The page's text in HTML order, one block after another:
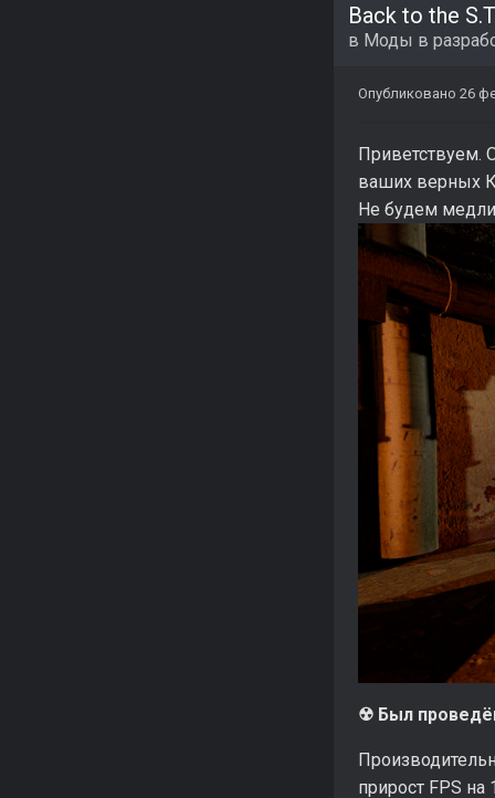
Back to the
в Моды в
Опубликовано 26
Приветствуем.
ваших верных
Не будем
☢ Был
прирост FPS